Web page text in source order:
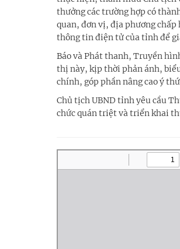
thưởng các trường hợp có
quan, đơn vị, địa phương chấp
thông tin điện tử của tỉnh để
Báo và Phát thanh, Truyền
thị này, kịp thời phản ánh,
chính, góp phần nâng cao ý
Chủ tịch UBND tỉnh yêu cầu
chức quán triệt và triển khai